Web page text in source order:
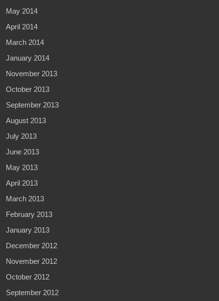
May 2014
April 2014
March 2014
January 2014
November 2013
October 2013
September 2013
August 2013
July 2013
June 2013
May 2013
April 2013
March 2013
February 2013
January 2013
December 2012
November 2012
October 2012
September 2012